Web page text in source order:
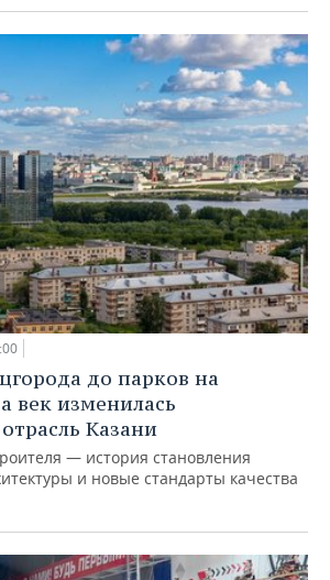
до парков на
век изменилась
Казани
— история становления
и новые стандарты качества